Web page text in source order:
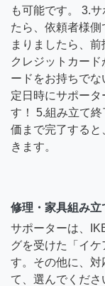
も可能です。 3.
たら、依頼者様
まりましたら、前
クレジットカー
ードをお持ちで
定日時にサポータ
す！ 5.組み立て
価まで完了する
きます。
修理・家具組み立
サポーターは、
グを受けた「イ
す。その他に、対
て、選んでくださ